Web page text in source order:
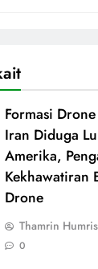
Formasi
Iran Diduga
Amerika,
Kekhawatiran
Drone
Thamrin Humris
0